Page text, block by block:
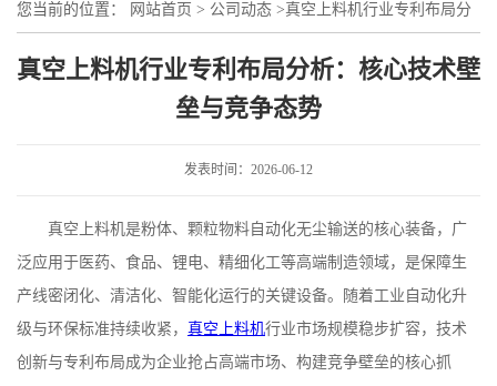
您当前的位置： 网站首页 > 公司动态 >真空上料机行业专利布局分
析：核心技术壁垒与竞争态势
真空上料机行业专利布局分析：核心技术壁
垒与竞争态势
发表时间：2026-06-12
真空上料机是粉体、颗粒物料自动化无尘输送的核心装备，广
泛应用于医药、食品、锂电、精细化工等高端制造领域，是保障生
产线密闭化、清洁化、智能化运行的关键设备。随着工业自动化升
级与环保标准持续收紧， 真空上料机行业市场规模稳步扩容，技术
创新与专利布局成为企业抢占高端市场、构建竞争壁垒的核心抓